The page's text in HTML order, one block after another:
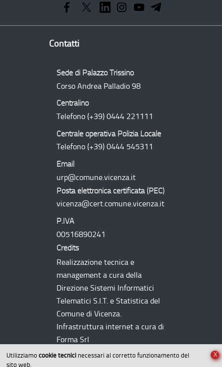
Utilizziamo cookie tecnici necessari al corretto funzionamento del
sito web.
X
Regionale
Contatti
Sede di Palazzo Trissino
Corso Andrea Palladio 98
Centralino
Telefono (+39) 0444 221111
Centrale operativa Polizia Locale
Telefono (+39) 0444 545311
Email
urp@comune.vicenza.it
Posta elettronica certificata (PEC)
vicenza@cert.comune.vicenza.it
P.IVA
00516890241
Credits
Realizzazione tecnica e
management a cura della
Direzione Sistemi Informatici
Telematici S.I.T. e Statistica del
Comune di Vicenza.
Infrastruttura internet a cura di
Forma Srl